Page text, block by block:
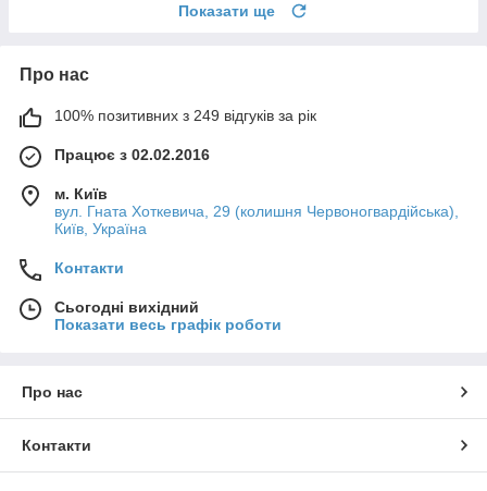
Показати ще
Про нас
100% позитивних з 249 відгуків за рік
Працює з 02.02.2016
м. Київ
вул. Гната Хоткевича, 29 (колишня Червоногвардійська),
Київ, Україна
Контакти
Сьогодні вихідний
Показати весь графік роботи
Про нас
Контакти